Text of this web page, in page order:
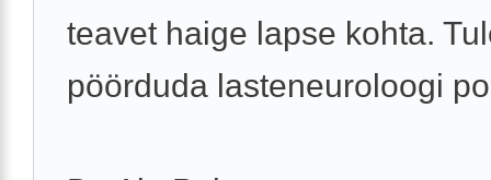
teavet haige lapse kohta.
pöörduda lasteneuroloogi